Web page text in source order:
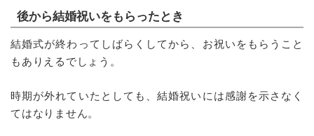
後から結婚祝いをもらったとき
結婚式が終わってしばらくしてから、お祝いをもらうこと
もありえるでしょう。
時期が外れていたとしても、結婚祝いには感謝を示さなく
てはなりません。